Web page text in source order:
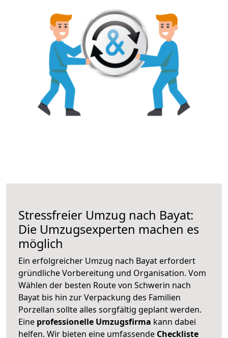
Stressfreier Umzug nach Bayat:
Die Umzugsexperten machen es
möglich
Ein erfolgreicher Umzug nach Bayat erfordert
gründliche Vorbereitung und Organisation. Vom
Wählen der besten Route von Schwerin nach
Bayat bis hin zur Verpackung des Familien
Porzellan sollte alles sorgfältig geplant werden.
Eine professionelle Umzugsfirma kann dabei
helfen. Wir bieten eine umfassende Checkliste